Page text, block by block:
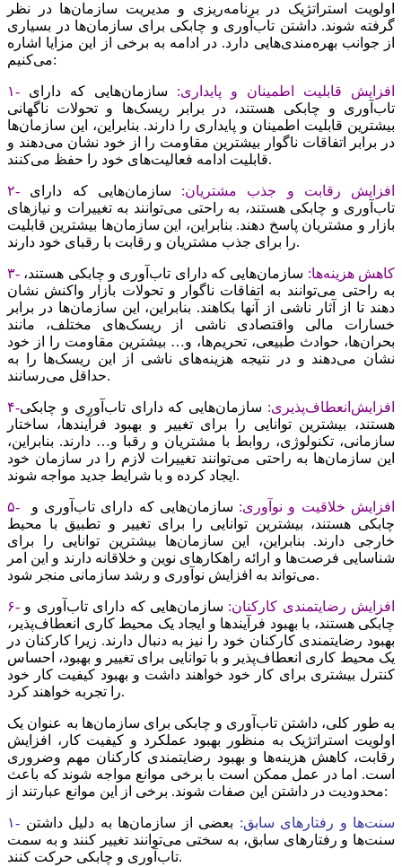
اولویت استراتژیک در برنامه‌‌‌ریزی و مدیریت سازمان‌ها در نظر
گرفته شوند. داشتن تاب‌‌‌آوری و چابکی برای سازمان‌ها در بسیاری
از جوانب بهره‌‌‌مندی‌‌‌هایی دارد. در ادامه به برخی از این مزایا اشاره
می‌‌‌کنیم:
۱- افزایش قابلیت اطمینان و پایداری: سازمان‌هایی که دارای
تاب‌‌‌آوری و چابکی هستند، در برابر ریسک‌‌‌ها و تحولات ناگهانی
بیشترین قابلیت اطمینان و پایداری را دارند. بنابراین، این سازمان‌ها
در برابر اتفاقات ناگوار بیشترین مقاومت را از خود نشان می‌دهند و
قابلیت ادامه فعالیت‌‌‌های خود را حفظ می‌کنند.
۲- افزایش رقابت و جذب مشتریان: سازمان‌هایی که دارای
تاب‌‌‌آوری و چابکی هستند، به راحتی می‌توانند به تغییرات و نیازهای
بازار و مشتریان پاسخ دهند. بنابراین، این سازمان‌ها بیشترین قابلیت
را برای جذب مشتریان و رقابت با رقبای خود دارند.
۳- کاهش هزینه‌‌‌ها: سازمان‌هایی که دارای تاب‌‌‌آوری و چابکی هستند،
به راحتی می‌توانند به اتفاقات ناگوار و تحولات بازار واکنش نشان
دهند تا از آثار ناشی از آنها بکاهند. بنابراین، این سازمان‌ها در برابر
خسارات مالی واقتصادی ناشی از ریسک‌‌‌های مختلف، مانند
بحران‌ها، حوادث طبیعی، تحریم‌‌‌ها، و… بیشترین مقاومت را از خود
نشان می‌دهند و در نتیجه هزینه‌‌‌های ناشی از این ریسک‌‌‌ها را به
حداقل می‌‌‌رسانند.
۴-افزایش‌انعطاف‌‌‌پذیری: سازمان‌هایی که دارای تاب‌‌‌آوری و چابکی
هستند، بیشترین توانایی را برای تغییر و بهبود فرآیندها، ساختار
سازمانی، تکنولوژی، روابط با مشتریان و رقبا و… دارند. بنابراین،
این سازمان‌ها به راحتی می‌توانند تغییرات لازم را در سازمان خود
ایجاد کرده و با شرایط جدید مواجه شوند.
۵- افزایش خلاقیت و نوآوری: سازمان‌هایی که دارای تاب‌‌‌آوری و
چابکی هستند، بیشترین توانایی را برای تغییر و تطبیق با محیط
خارجی دارند. بنابراین، این سازمان‌ها بیشترین توانایی را برای
شناسایی فرصت‌‌‌ها و ارائه راهکارهای نوین و خلاقانه دارند و این امر
می‌تواند به افزایش نوآوری و رشد سازمانی منجر شود.
۶- افزایش رضایتمندی کارکنان: سازمان‌هایی که دارای تاب‌‌‌آوری و
چابکی هستند، با بهبود فرآیندها و ایجاد یک محیط کاری انعطاف‌‌‌پذیر،
بهبود رضایتمندی کارکنان خود را نیز به دنبال دارند. زیرا کارکنان در
یک محیط کاری انعطاف‌‌‌پذیر و با توانایی برای تغییر و بهبود، احساس
کنترل بیشتری برای کار خود خواهند داشت و بهبود کیفیت کار خود
را تجربه خواهند کرد.
به طور کلی، داشتن تاب‌‌‌آوری و چابکی برای سازمان‌ها به عنوان یک
اولویت استراتژیک به منظور بهبود عملکرد و کیفیت کار، افزایش
رقابت، کاهش هزینه‌‌‌ها و بهبود رضایتمندی کارکنان مهم وضروری
است. اما در عمل ممکن است با برخی موانع مواجه شوند که باعث
محدودیت در داشتن این صفات شوند. برخی از این موانع عبارتند از:
۱- سنت‌‌‌ها و رفتارهای سابق: بعضی از سازمان‌ها به دلیل داشتن
سنت‌‌‌ها و رفتارهای سابق، به سختی می‌توانند تغییر کنند و به سمت
تاب‌‌‌آوری و چابکی حرکت کنند.